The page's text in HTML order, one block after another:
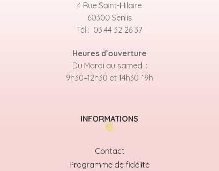
4 Rue Saint-Hilaire
60300 Senlis
Tél : 03 44 32 26 37
Heures d’ouverture
Du Mardi au samedi :
9h30–12h30 et 14h30-19h
INFORMATIONS
Contact
Programme de fidélité